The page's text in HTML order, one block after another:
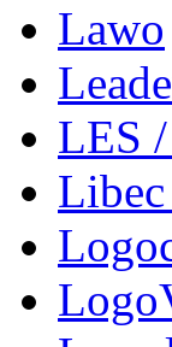
Lawo
LES